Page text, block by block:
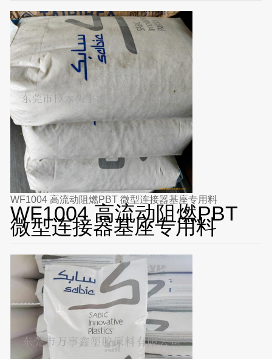
WF1004 高流动阻燃PBT 微型连接器基座专用料
WF1004 高流动阻燃PBT
微型连接器基座专用料